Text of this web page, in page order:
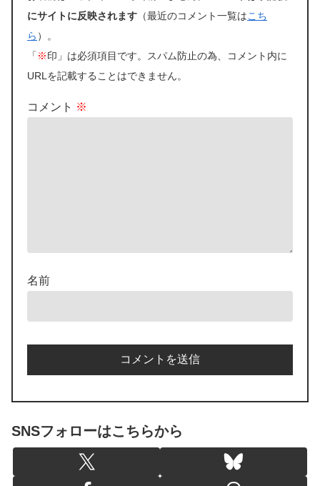
にサイトに反映されます （最近のコメント一覧はこち
ら ）。
「 ※印」は必須項目です。スパム防止の為、コメント内に
URLを記載することはできません。
コメント ※
名前
SNSフォローはこちらから